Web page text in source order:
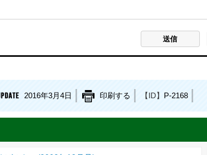
2016年3月4日 印刷する 【ID】 P-2168